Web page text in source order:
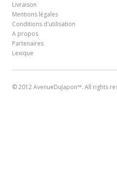
Livraison
Mentions légales
Conditions d'utilisation
A propos
Partenaires
Lexique
© 2012 AvenueDuJapon™. All rights